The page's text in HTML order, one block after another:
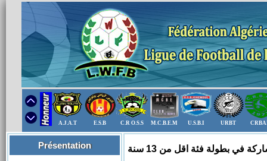
A.J.A.T E.S.B C.R O.S.S M.C.B.E.M U.S.B.I URBT
Présentation في بطولة فئة اقل من 13 سنة